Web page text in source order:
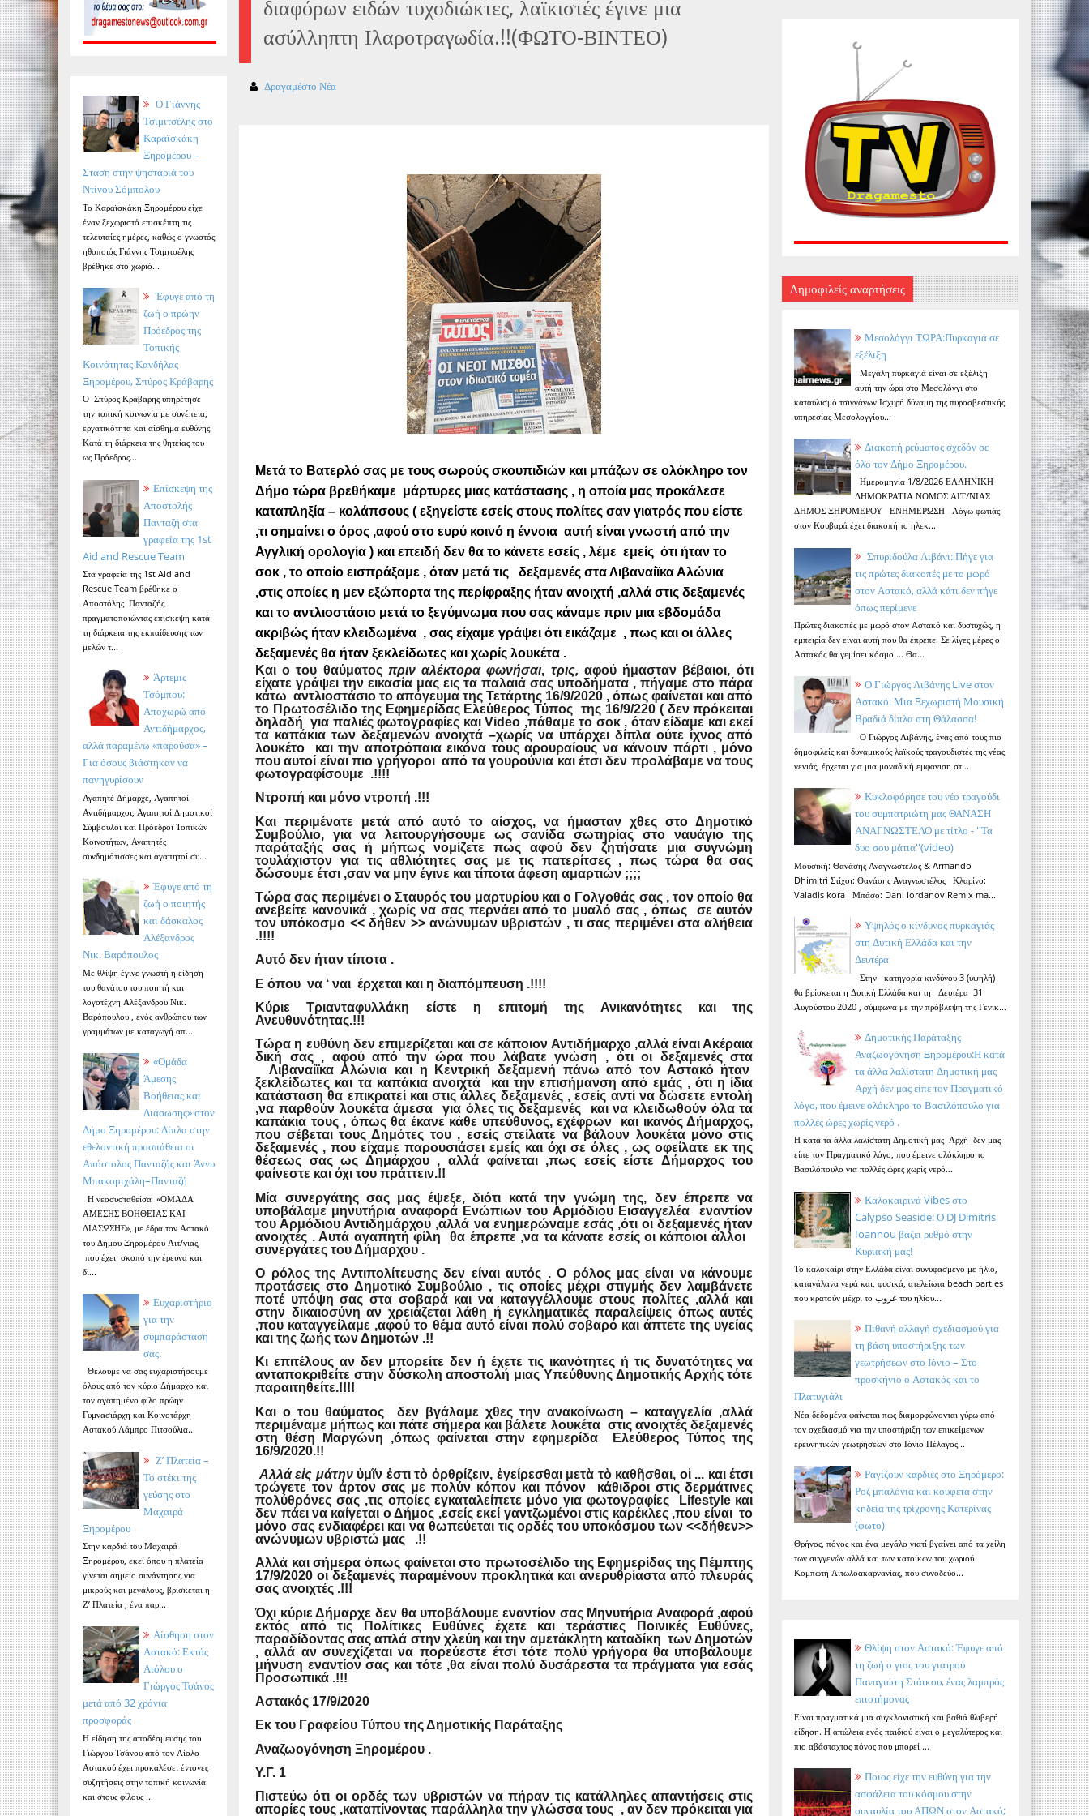
Ο Γιάννης
Τσιμιτσέλης στο
Καραϊσκάκη
Ξηρομέρου –
Στάση στην ψησταριά του
Ντίνου Σόμπολου
Το Καραϊσκάκη Ξηρομέρου είχε
έναν ξεχωριστό επισκέπτη τις
τελευταίες ημέρες, καθώς ο γνωστός
ηθοποιός Γιάννης Τσιμιτσέλης
βρέθηκε στο χωριό...
Έφυγε από τη
ζωή ο πρώην
Πρόεδρος της
Τοπικής
Κοινότητας Κανδήλας
Ξηρομέρου, Σπύρος Κράβαρης
Ο Σπύρος Κράβαρης υπηρέτησε
την τοπική κοινωνία με συνέπεια,
εργατικότητα και αίσθημα ευθύνης.
Κατά τη διάρκεια της θητείας του
ως Πρόεδρος...
Επίσκεψη της
Αποστολής
Πανταζή στα
γραφεία της 1st
Aid and Rescue Team
Στα γραφεία της 1st Aid and
Rescue Team βρέθηκε ο
Αποστόλης Πανταζής
πραγματοποιώντας επίσκεψη κατά
τη διάρκεια της εκπαίδευσης των
μελών τ...
Άρτεμις
Τσόμπου:
Αποχωρώ από
Αντιδήμαρχος,
αλλά παραμένω «παρούσα» –
Για όσους βιάστηκαν να
πανηγυρίσουν
Αγαπητέ Δήμαρχε, Αγαπητοί
Αντιδήμαρχοι, Αγαπητοί Δημοτικοί
Σύμβουλοι και Πρόεδροι Τοπικών
Κοινοτήτων, Αγαπητές
συνδημότισσες και αγαπητοί συ...
Έφυγε από τη
ζωή ο ποιητής
και δάσκαλος
Αλέξανδρος
Νικ. Βαρόπουλος
Με θλίψη έγινε γνωστή η είδηση
του θανάτου του ποιητή και
λογοτέχνη Αλέξανδρου Νικ.
Βαρόπουλου , ενός ανθρώπου των
γραμμάτων με καταγωγή απ...
«Ομάδα
Άμεσης
Βοήθειας και
Διάσωσης» στον
Δήμο Ξηρομέρου: Δίπλα στην
εθελοντική προσπάθεια οι
Απόστολος Πανταζής και Άννυ
Μπακομιχάλη–Πανταζή
Η νεοσυσταθείσα «ΟΜΑΔΑ
ΑΜΕΣΗΣ ΒΟΗΘΕΙΑΣ ΚΑΙ
ΔΙΑΣΩΣΗΣ», με έδρα τον Αστακό
του Δήμου Ξηρομέρου Αιτ/νιας,
που έχει σκοπό την έρευνα και
δι...
Ευχαριστήριο
για την
συμπαράσταση
σας.
Θέλουμε να σας ευχαριστήσουμε
όλους από τον κύριο Δήμαρχο και
τον αγαπημένο φίλο πρώην
Γυμνασιάρχη και Κοινοτάρχη
Αστακού Λάμπρο Πιτσούλια...
Ζ’ Πλατεία –
Το στέκι της
γεύσης στο
Μαχαιρά
Ξηρομέρου
Στην καρδιά του Μαχαιρά
Ξηρομέρου, εκεί όπου η πλατεία
γίνεται σημείο συνάντησης για
μικρούς και μεγάλους, βρίσκεται η
Ζ’ Πλατεία , ένα παρ...
Αίσθηση στον
Αστακό: Εκτός
Αιόλου ο
Γιώργος Τσάνος
μετά από 32 χρόνια
προσφοράς
Η είδηση της αποδέσμευσης του
Γιώργου Τσάνου από τον Αίολο
Αστακού έχει προκαλέσει έντονες
συζητήσεις στην τοπική κοινωνία
και στους φίλους ...
διαφόρων ειδών τυχοδιώκτες, λαϊκιστές έγινε μια
ασύλληπτη Ιλαροτραγωδία.!!(ΦΩΤΟ-ΒΙΝΤΕΟ)
Δραγαμέστο Νέα
Μετά το Βατερλό σας με τους σωρούς σκουπιδιών και μπάζων σε ολόκληρο τον
Δήμο τώρα βρεθήκαμε μάρτυρες μιας κατάστασης , η οποία μας προκάλεσε
καταπληξία – κολάπσους ( εξηγείστε εσείς στους πολίτες σαν γιατρός που είστε
,τι σημαίνει ο όρος ,αφού στο ευρύ κοινό η έννοια αυτή είναι γνωστή από την
Αγγλική ορολογία ) και επειδή δεν θα το κάνετε εσείς , λέμε εμείς ότι ήταν το
σοκ , το οποίο εισπράξαμε , όταν μετά τις δεξαμενές στα Λιβαναίϊκα Αλώνια
,στις οποίες η μεν εξώπορτα της περίφραξης ήταν ανοιχτή ,αλλά στις δεξαμενές
και το αντλιοστάσιο μετά το ξεγύμνωμα που σας κάναμε πριν μια εβδομάδα
ακριβώς ήταν κλειδωμένα , σας είχαμε γράψει ότι εικάζαμε , πως και οι άλλες
δεξαμενές θα ήταν ξεκλείδωτες και χωρίς λουκέτα .
Και ο του θαύματος πριν αλέκτορα φωνήσαι, τρις, αφού ήμασταν βέβαιοι, ότι
είχατε γράψει την εικασία μας εις τα παλαιά σας υποδήματα , πήγαμε στο πάρα
κάτω αντλιοστάσιο το απόγευμα της Τετάρτης 16/9/2020 , όπως φαίνεται και από
το Πρωτοσέλιδο της Εφημερίδας Ελεύθερος Τύπος της 16/9/220 ( δεν πρόκειται
δηλαδή για παλιές φωτογραφίες καιVideo ,πάθαμε το σοκ , όταν είδαμε και εκεί
τα καπάκια των δεξαμενών ανοιχτά –χωρίς να υπάρχει δίπλα ούτε ίχνος από
λουκέτο και την αποτρόπαια εικόνα τους αρουραίους να κάνουν πάρτι , μόνο
που αυτοί είναι πιο γρήγοροι από τα γουρούνια και έτσι δεν προλάβαμε να τους
φωτογραφίσουμε .!!!!
Ντροπή και μόνο ντροπή .!!!
Και περιμένατε μετά από αυτό το αίσχος, να ήμασταν χθες στο Δημοτικό
Συμβούλιο, για να λειτουργήσουμε ως σανίδα σωτηρίας στο ναυάγιο της
παράταξής σας ή μήπως νομίζετε πως αφού δεν ζητήσατε μια συγνώμη
τουλάχιστον για τις αθλιότητες σας με τις πατερίτσες , πως τώρα θα σας
δώσουμε έτσι ,σαν να μην έγινε και τίποτα άφεση αμαρτιών ;;;;
Τώρα σας περιμένει ο Σταυρός του μαρτυρίου και ο Γολγοθάς σας , τον οποίο θα
ανεβείτε κανονικά , χωρίς να σας περνάει από το μυαλό σας , όπως σε αυτόν
τον υπόκοσμο << δήθεν >> ανώνυμων υβριστών , τι σας περιμένει στα αλήθεια
.!!!!
Αυτό δεν ήταν τίποτα .
Ε όπου να ‘ ναι έρχεται και η διαπόμπευση .!!!!
Κύριε Τριανταφυλλάκη είστε η επιτομή της Ανικανότητες και της
Ανευθυνότητας.!!!
Τώρα η ευθύνη δεν επιμερίζεται και σε κάποιον Αντιδήμαρχο ,αλλά είναι Ακέραια
δική σας , αφού από την ώρα που λάβατε γνώση , ότι οι δεξαμενές στα
Λιβαναίϊκα Αλώνια και η Κεντρική δεξαμενή πάνω από τον Αστακό ήταν
ξεκλείδωτες και τα καπάκια ανοιχτά και την επισήμανση από εμάς , ότι η ίδια
κατάσταση θα επικρατεί και στις άλλες δεξαμενές , εσείς αντί να δώσετε εντολή
,να παρθούν λουκέτα άμεσα για όλες τις δεξαμενές και να κλειδωθούν όλα τα
καπάκια τους , όπως θα έκανε κάθε υπεύθυνος, εχέφρων και ικανός Δήμαρχος,
που σέβεται τους Δημότες του , εσείς στείλατε να βάλουν λουκέτα μόνο στις
δεξαμενές , που είχαμε παρουσιάσει εμείς και όχι σε όλες , ως οφείλατε εκ της
θέσεως σας ως Δημάρχου , αλλά φαίνεται ,πως εσείς είστε Δήμαρχος του
φαίνεστε και όχι του πράττειν.!!
Μία συνεργάτης σας μας έψεξε, διότι κατά την γνώμη της, δεν έπρεπε να
υποβάλαμε μηνυτήρια αναφορά Ενώπιων του Αρμόδιου Εισαγγελέα εναντίον
του Αρμόδιου Αντιδημάρχου ,αλλά να ενημερώναμε εσάς ,ότι οι δεξαμενές ήταν
ανοιχτές . Αυτά αγαπητή φίλη θα έπρεπε ,να τα κάνατε εσείς οι κάποιοι άλλοι
συνεργάτες του Δήμαρχου .
Ο ρόλος της Αντιπολίτευσης δεν είναι αυτός . Ο ρόλος μας είναι να κάνουμε
προτάσεις στο Δημοτικό Συμβούλιο , τις οποίες μέχρι στιγμής δεν λαμβάνετε
ποτέ υπόψη σας στα σοβαρά και να καταγγέλλουμε στους πολίτες ,αλλά και
στην δικαιοσύνη αν χρειάζεται λάθη ή εγκληματικές παραλείψεις όπως αυτές
,που καταγγείλαμε ,αφού το θέμα αυτό είναι πολύ σοβαρό και άπτετε της υγείας
και της ζωής των Δημοτών .!!
Κι επιτέλους αν δεν μπορείτε δεν ή έχετε τις ικανότητες ή τις δυνατότητες να
ανταποκριθείτε στην δύσκολη αποστολή μιας Υπεύθυνης Δημοτικής Αρχής τότε
παραιτηθείτε.!!!!
Και ο του θαύματος δεν βγάλαμε χθες την ανακοίνωση – καταγγελία ,αλλά
περιμέναμε μήπως και πάτε σήμερα και βάλετε λουκέτα στις ανοιχτές δεξαμενές
στη θέση Μαργώνη ,όπως φαίνεται στην εφημερίδα Ελεύθερος Τύπος της
16/9/2020.!!
Αλλά εἰς μάτηνὑμῖν ἐστι τὸ ὀρθρίζειν, ἐγείρεσθαι μετὰ τὸ καθῆσθαι, οἱ ... και έτσι
τρώγετε τον άρτον σας με πολύν κόπον και πόνον κάθιδροι στις δερμάτινες
πολύθρόνες σας ,τις οποίες εγκαταλείπετε μόνο για φωτογραφίες
Lifestyle και
δεν πάει να καίγεται ο Δήμος ,εσείς εκεί γαντζωμένοι στις καρέκλες ,που είναι το
μόνο σας ενδιαφέρει και να θωπεύεται τις ορδές του υποκόσμου των <<δήθεν>>
ανώνυμων υβριστώ μας .!!
Αλλά και σήμερα όπως φαίνεται στο πρωτοσέλιδο της Εφημερίδας της Πέμπτης
17/9/2020 οι δεξαμενές παραμένουν προκλητικά και ανερυθρίαστα από πλευράς
σας ανοιχτές .!!!
Όχι κύριε Δήμαρχε δεν θα υποβάλουμε εναντίον σας Μηνυτήρια Αναφορά ,αφού
εκτός από τις Πολίτικες Ευθύνες έχετε και τεράστιες Ποινικές Ευθύνες,
παραδίδοντας σας απλά στην χλεύη και την αμετάκλητη καταδίκη των Δημοτών
, αλλά αν συνεχίζεται να πορεύεστε έτσι τότε πολύ γρήγορα θα υποβάλουμε
μήνυση εναντίον σας και τότε ,θα είναι πολύ δυσάρεστα τα πράγματα για εσάς
Προσωπικά .!!!
Αστακός 17/9/2020
Εκ του Γραφείου Τύπου της Δημοτικής Παράταξης
Αναζωογόνηση Ξηρομέρου .
Υ.Γ. 1
Πιστεύω ότι οι ορδές των υβριστών να πήραν τις κατάλληλες απαντήσεις στις
απορίες τους ,καταπίνοντας παράλληλα την γλώσσα τους , αν δεν πρόκειται για
Δημοφιλείς αναρτήσεις
Μεσολόγγι ΤΩΡΑ:Πυρκαγιά σε
εξέλιξη
Μεγάλη πυρκαγιά είναι σε εξέλιξη
αυτή την ώρα στο Μεσολόγγι στο
καταυλισμό τσιγγάνων.Ισχυρή δύναμη της πυροσβεστικής
υπηρεσίας Μεσολογγίου...
Διακοπή ρεύματος σχεδόν σε
όλο τον Δήμο Ξηρομέρου.
Ημερομηνία 1/8/2026 ΕΛΛΗΝΙΚΗ
ΔΗΜΟΚΡΑΤΙΑ ΝΟΜΟΣ ΑΙΤ/ΝΙΑΣ
ΔΗΜΟΣ ΞΗΡΟΜΕΡΟΥ ΕΝΗΜΕΡΩΣΗ Λόγω φωτιάς
στον Κουβαρά έχει διακοπή το ηλεκ...
Σπυριδούλα Λιβάνι: Πήγε για
τις πρώτες διακοπές με το μωρό
στον Αστακό, αλλά κάτι δεν πήγε
όπως περίμενε
Πρώτες διακοπές με μωρό στον Αστακό και δυστυχώς, η
εμπειρία δεν είναι αυτή που θα έπρεπε. Σε λίγες μέρες ο
Αστακός θα γεμίσει κόσμο.... Θα...
Ο Γιώργος Λιβάνης Live στον
Αστακό: Μια Ξεχωριστή Μουσική
Βραδιά δίπλα στη Θάλασσα!
Ο Γιώργος Λιβάνης, ένας από τους πιο
δημοφιλείς και δυναμικούς λαϊκούς τραγουδιστές της νέας
γενιάς, έρχεται για μια μοναδική εμφανιση στ...
Κυκλοφόρησε του νέο τραγούδι
του συμπατριώτη μας ΘΑΝΑΣΗ
ΑΝΑΓΝΩΣΤΕΛΟ με τίτλο - ''Τα
δυο σου μάτια''(video)
Μουσική: Θανάσης Αναγνωστέλος & Armando
Dhimitri Στίχοι: Θανάσης Αναγνωστέλος Κλαρίνο:
Valadis kora Μπάσο: Dani iordanov Remix ma...
Υψηλός ο κίνδυνος πυρκαγιάς
στη Δυτική Ελλάδα και την
Δευτέρα
Στην κατηγορία κινδύνου 3 (υψηλή)
θα βρίσκεται η Δυτική Ελλάδα και τη Δευτέρα 31
Αυγούστου 2020 , σύμφωνα με την πρόβλεψη της Γενικ...
Δημοτικής Παράταξης
Αναζωογόνηση Ξηρομέρου:Η κατά
τα άλλα λαλίστατη Δημοτική μας
Αρχή δεν μας είπε τον Πραγματικό
λόγο, που έμεινε ολόκληρο το Βασιλόπουλο για
πολλές ώρες χωρίς νερό .
Η κατά τα άλλα λαλίστατη Δημοτική μας Αρχή δεν μας
είπε τον Πραγματικό λόγο, που έμεινε ολόκληρο το
Βασιλόπουλο για πολλές ώρες χωρίς νερό...
Καλοκαιρινά Vibes στο
Calypso Seaside: Ο DJ Dimitris
Ioannou βάζει ρυθμό στην
Κυριακή μας!
Το καλοκαίρι στην Ελλάδα είναι συνυφασμένο με ήλιο,
καταγάλανα νερά και, φυσικά, ατελείωτα beach parties
που κρατούν μέχρι το غروب του ηλίου...
Πιθανή αλλαγή σχεδιασμού για
τη βάση υποστήριξης των
γεωτρήσεων στο Ιόνιο – Στο
προσκήνιο ο Αστακός και το
Πλατυγιάλι
Νέα δεδομένα φαίνεται πως διαμορφώνονται γύρω από
τον σχεδιασμό για την υποστήριξη των επικείμενων
ερευνητικών γεωτρήσεων στο Ιόνιο Πέλαγος...
Ραγίζουν καρδιές στο Ξηρόμερο:
Ροζ μπαλόνια και κουφέτα στην
κηδεία της τρίχρονης Κατερίνας
(φωτο)
Θρήνος, πόνος και ένα μεγάλο γιατί βγαίνει από τα χείλη
των συγγενών αλλά και των κατοίκων του χωριού
Κομπωτή Αιτωλοακαρνανίας, που συνοδεύο...
Θλίψη στον Αστακό: Έφυγε από
τη ζωή ο γιος του γιατρού
Παναγιώτη Στάικου, ένας λαμπρός
επιστήμονας
Είναι πραγματικά μια συγκλονιστική και βαθιά θλιβερή
είδηση. Η απώλεια ενός παιδιού είναι ο μεγαλύτερος και
πιο αβάσταχτος πόνος που μπορεί ...
Ποιος είχε την ευθύνη για την
ασφάλεια του κόσμου στην
συναυλία του ΑΠΩΝ στον Αστακό;